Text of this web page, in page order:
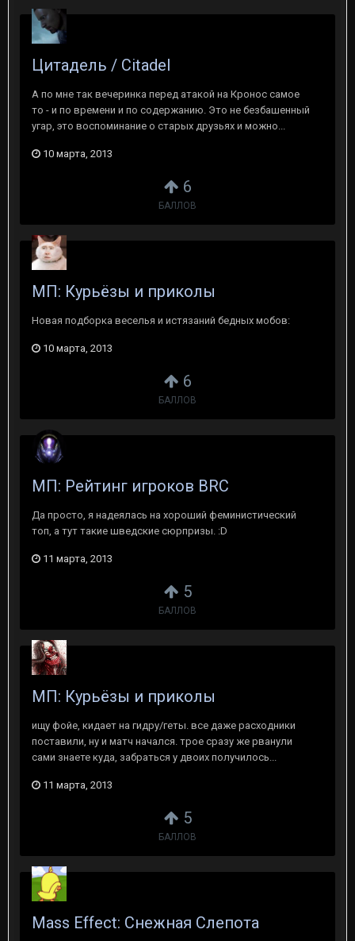
6
БАЛЛОВ
Цитадель / Citadel
А по мне так вечеринка перед атакой на Кронос самое
то - и по времени и по содержанию. Это не безбашенный
угар, это воспоминание о старых друзьях и можно...
10 марта, 2013
6
БАЛЛОВ
МП: Курьёзы и приколы
Новая подборка веселья и истязаний бедных мобов:
10 марта, 2013
5
БАЛЛОВ
МП: Рейтинг игроков BRC
Да просто, я надеялась на хороший феминистический
топ, а тут такие шведские сюрпризы. :D
11 марта, 2013
5
БАЛЛОВ
МП: Курьёзы и приколы
ищу фойе, кидает на гидру/геты. все даже расходники
поставили, ну и матч начался. трое сразу же рванули
сами знаете куда, забраться у двоих получилось...
11 марта, 2013
Mass Effect: Снежная Слепота